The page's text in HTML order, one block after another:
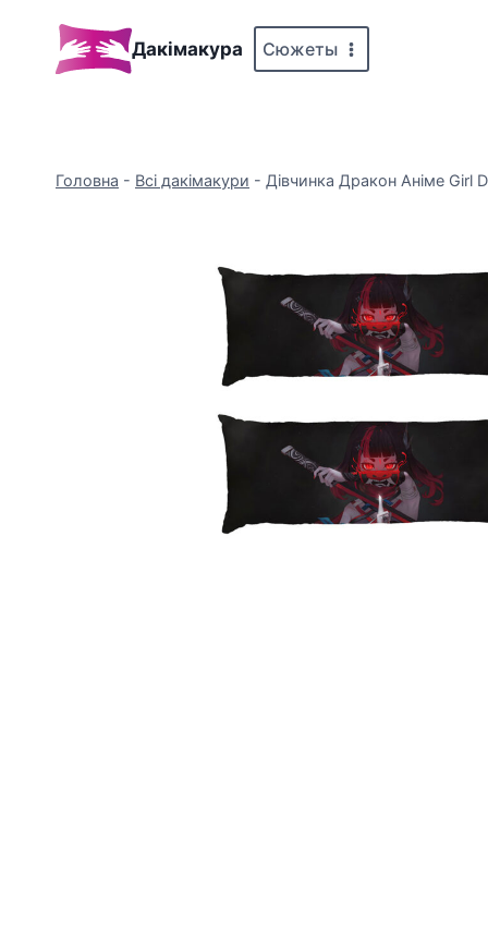
вмісту
Дакімакура Сюжеты
Головна - Всі дакімакури - Дівчинка Дракон Аніме Girl